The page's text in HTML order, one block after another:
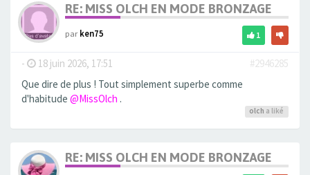
RE: MISS OLCH EN MODE BRONZAGE
parken75 1
- 18 juin 2026, 17:51
#2946285
Que dire de plus ! Tout simplement superbe comme
d'habitude @MissOlch .
olch a liké
RE: MISS OLCH EN MODE BRONZAGE